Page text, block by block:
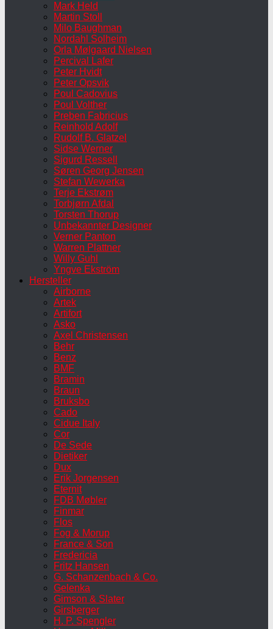
Mark Held
Martin Stoll
Milo Baughman
Nordahl Solheim
Orla Mølgaard Nielsen
Percival Lafer
Peter Hvidt
Peter Opsvik
Poul Cadovius
Poul Volther
Preben Fabricius
Reinhold Adolf
Rudolf B. Glatzel
Sidse Werner
Sigurd Ressell
Søren Georg Jensen
Stefan Wewerka
Terje Ekstrøm
Torbjørn Afdal
Torsten Thorup
Unbekannter Designer
Verner Panton
Warren Plattner
Willy Guhl
Yngve Ekström
Hersteller
Airborne
Artek
Artifort
Asko
Axel Christensen
Behr
Benz
BMF
Bramin
Braun
Bruksbo
Cado
Cidue Italy
Cor
De Sede
Dietiker
Dux
Erik Jorgensen
Eternit
FDB Møbler
Finmar
Flos
Fog & Morup
France & Son
Fredericia
Fritz Hansen
G. Schanzenbach & Co.
Gelenka
Gimson & Slater
Girsberger
H. P. Spengler